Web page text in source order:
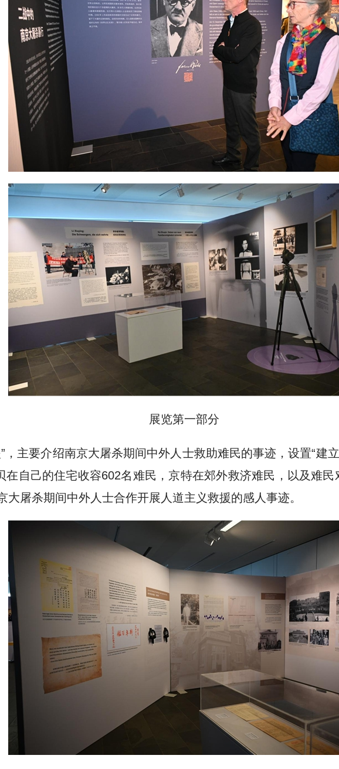
展览第一部分
，主要介绍南京大屠杀期间中外人士救助难民的事迹，设置“建
在自己的住宅收容602名难民，京特在郊外救济难民，以及难
大屠杀期间中外人士合作开展人道主义救援的感人事迹。